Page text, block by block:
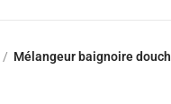
Voir
Mélangeur baignoire